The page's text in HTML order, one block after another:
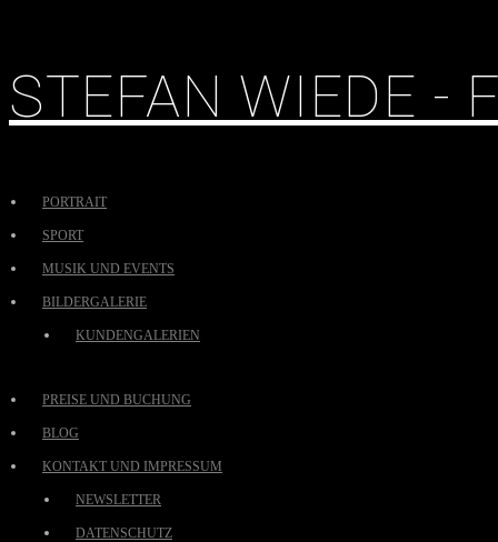
STEFAN WIEDE -
PORTRAIT
SPORT
MUSIK UND EVENTS
BILDERGALERIE
KUNDENGALERIEN
PREISE UND BUCHUNG
BLOG
KONTAKT UND IMPRESSUM
NEWSLETTER
DATENSCHUTZ